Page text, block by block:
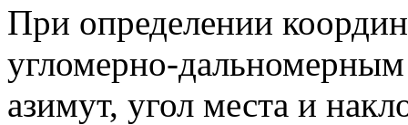
При определении
угломерно-
азимут, угол места и